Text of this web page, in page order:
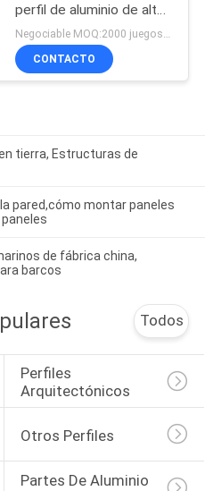
perfil de aluminio de alta
calidad para soporte de
paneles solares
Negociable MOQ:2000 juegos después de confirmar las muestras
CONTACTO
tierra, Estructuras de
pared,cómo montar paneles
de fábrica china,
barcos
Todos
Perfiles
Arquitectónicos
Otros Perfiles
Partes De Aluminio